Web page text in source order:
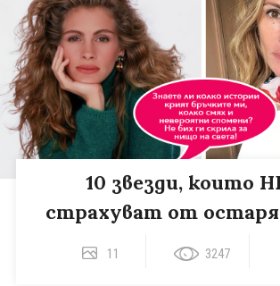
10 звезди, които
страхуват от
11 3247